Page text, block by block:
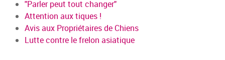
"Parler peut tout changer"
Attention aux tiques !
Avis aux Propriétaires de Chiens
Lutte contre le frelon asiatique